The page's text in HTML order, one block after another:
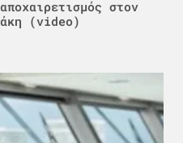
στον
(video)